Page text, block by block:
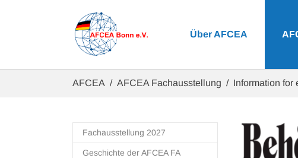
Über AFCEA
AFCEA AFCEA Fachausstellung Information for
Fachausstellung 2027
Geschichte der AFCEA FA